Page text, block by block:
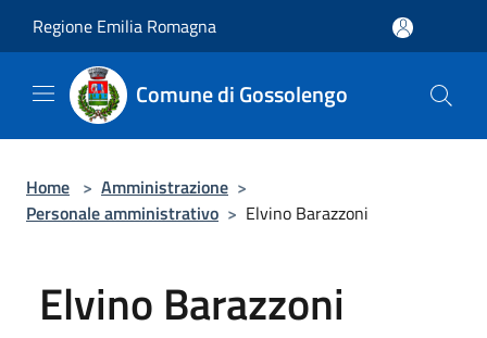
Regione Emilia Romagna
Comune di Gossolengo
Home > Amministrazione >
Personale amministrativo > Elvino Barazzoni
Elvino Barazzoni